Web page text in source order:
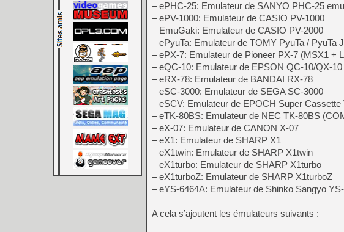
– ePHC-25: Emulateur de SANYO PHC-25
– ePV-1000: Emulateur de CASIO PV-1000
– EmuGaki: Emulateur de CASIO PV-2000
– ePyuTa: Emulateur de TOMY PyuTa / PyuTa
– ePX-7: Emulateur de Pioneer PX-7 (MSX1 +
– eQC-10: Emulateur de EPSON QC-10/QX-10
– eRX-78: Emulateur de BANDAI RX-78
– eSC-3000: Emulateur de SEGA SC-3000
– eSCV: Emulateur de EPOCH Super Cassette
– eTK-80BS: Emulateur de NEC TK-80BS
– eX-07: Emulateur de CANON X-07
– eX1: Emulateur de SHARP X1
– eX1twin: Emulateur de SHARP X1twin
– eX1turbo: Emulateur de SHARP X1turbo
– eX1turboZ: Emulateur de SHARP X1turboZ
– eYS-6464A: Emulateur de Shinko Sangyo
A cela s’ajoutent les émulateurs suivants :